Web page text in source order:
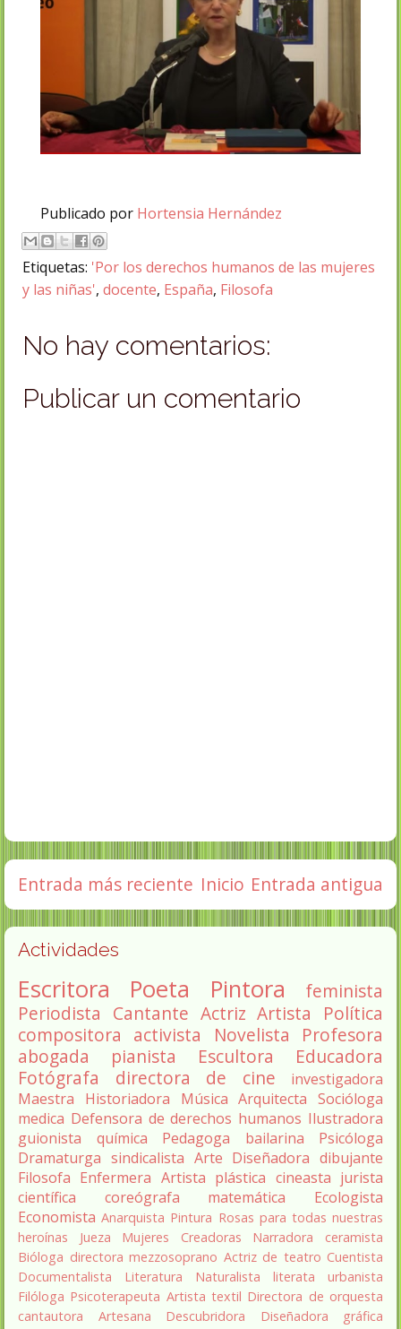
Publicado por Hortensia Hernández
Etiquetas: 'Por los derechos humanos de las mujeres
y las niñas', docente, España, Filosofa
No hay comentarios:
Publicar un comentario
Entrada más reciente Entrada antigua
Inicio
Actividades
Escritora Poeta Pintora
feminista
Periodista Cantante Actriz Artista
Política
compositora activista Novelista
Profesora
abogada
pianista Escultora
Educadora
Fotógrafa
directora de cine
investigadora
Maestra
Historiadora Música Arquitecta Socióloga
medica Defensora de derechos humanos Ilustradora
guionista
química Pedagoga bailarina
Psicóloga
Dramaturga sindicalista Arte Diseñadora dibujante
Filosofa Enfermera Artista plástica cineasta jurista
científica
coreógrafa matemática
Ecologista
Economista Anarquista Pintura Rosas para todas nuestras
heroínas
Jueza Mujeres Creadoras Narradora
ceramista
Bióloga directora mezzosoprano Actriz de teatro Cuentista
Documentalista
Literatura Naturalista literata
urbanista
Filóloga Psicoterapeuta Artista textil Directora de orquesta
cantautora
Artesana Descubridora
Diseñadora gráfica